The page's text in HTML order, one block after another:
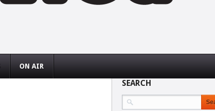
ON AIR
SEARCH